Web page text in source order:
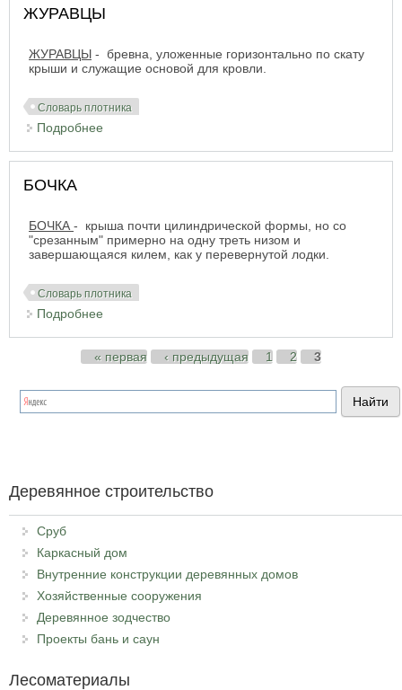
ЖУРАВЦЫ
ЖУРАВЦЫ - бревна, уложенные горизонтально по скату
крыши и служащие основой для кровли.
Словарь плотника
Подробнее
БОЧКА
БОЧКА - крыша почти цилиндрической формы, но со
"срезанным" примерно на одну треть низом и
завершающаяся килем, как у перевернутой лодки.
Словарь плотника
Подробнее
« первая ‹ предыдущая 1 2 3
Деревянное строительство
Сруб
Каркасный дом
Внутренние конструкции деревянных домов
Хозяйственные сооружения
Деревянное зодчество
Проекты бань и саун
Лесоматериалы